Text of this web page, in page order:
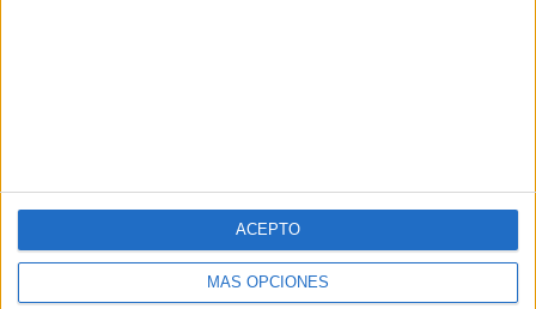
MÁS OPCIONES
ACEPTO